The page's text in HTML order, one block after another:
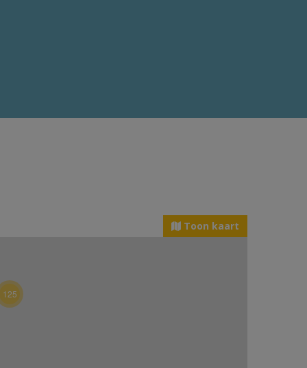
Toon kaart
125